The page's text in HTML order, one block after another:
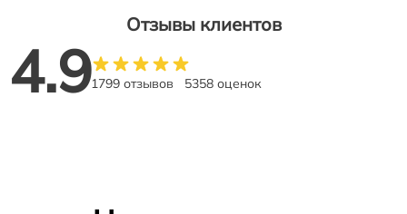
Отзывы клиентов
4.91799 отзывов 5358 оценок